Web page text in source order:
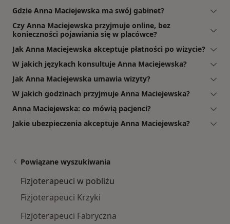
Gdzie Anna Maciejewska ma swój gabinet?
Czy Anna Maciejewska przyjmuje online, bez
konieczności pojawiania się w placówce?
Jak Anna Maciejewska akceptuje płatności po wizycie?
W jakich językach konsultuje Anna Maciejewska?
Jak Anna Maciejewska umawia wizyty?
W jakich godzinach przyjmuje Anna Maciejewska?
Anna Maciejewska: co mówią pacjenci?
Jakie ubezpieczenia akceptuje Anna Maciejewska?
Powiązane wyszukiwania
Fizjoterapeuci w pobliżu
Fizjoterapeuci Krzyki
Fizjoterapeuci Fabryczna